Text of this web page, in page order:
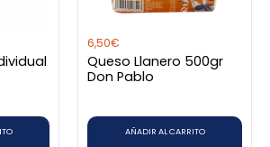
6,50€
Queso Llanero 500gr
Don Pablo
AÑADIR AL CARRITO